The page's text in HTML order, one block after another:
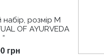
розмір М
OF AYURVEDA
“
грн